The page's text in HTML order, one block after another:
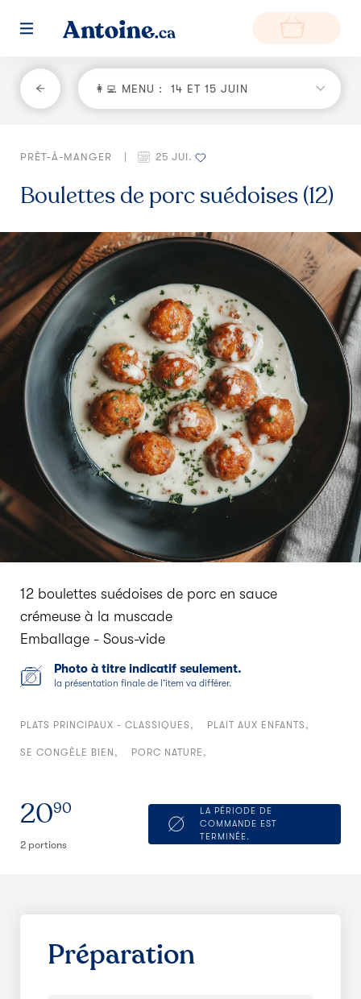
RETOUR
Fonctionnement
Environnement
Producteurs
Questions et réponses
Zone de livraison
👩‍💻 MENU : 14 ET 15 JUIN
PRÊT-À-MANGER 25 JUI.
Boulettes de porc suédoises (12)
12 boulettes suédoises de porc en sauce
crémeuse à la muscade
Emballage - Sous-vide
Photo à titre indicatif seulement.
la présentation finale de l’item va différer.
PLATS PRINCIPAUX - CLASSIQUES PLAIT AUX ENFANTS
SE CONGÈLE BIEN PORC NATURE
2090
2 portions
LA PÉRIODE DE
COMMANDE EST
TERMINÉE.
Préparation